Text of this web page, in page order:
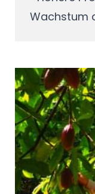
Wachstum